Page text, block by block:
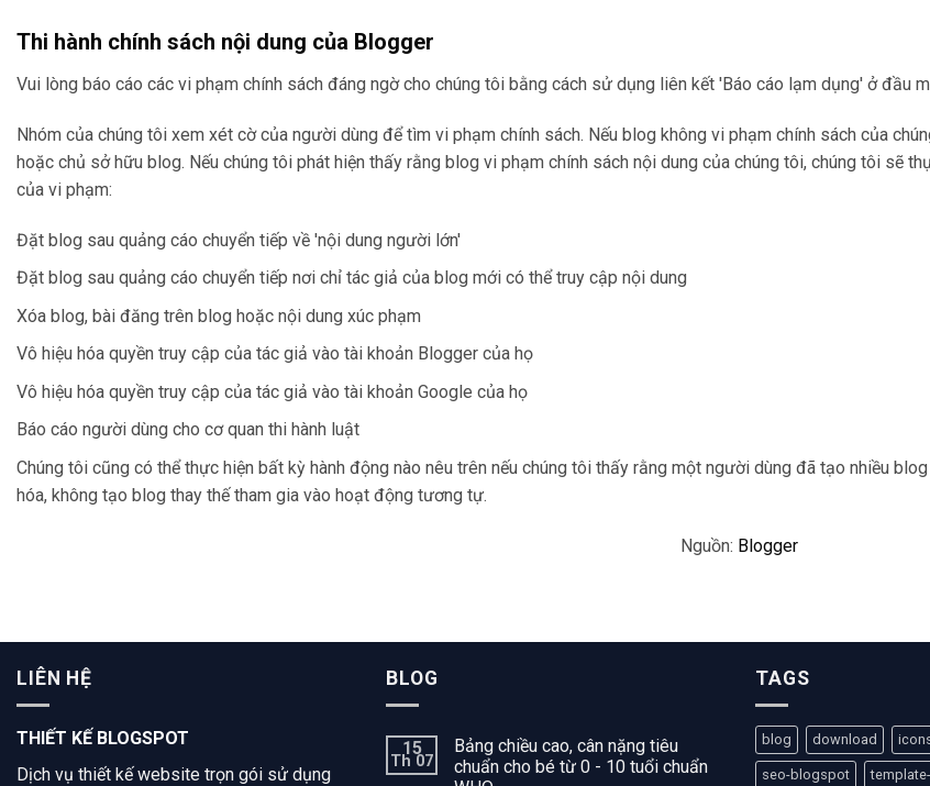
Thi hành chính sách nội dung của Blogger
Vui lòng báo cáo các vi phạm chính sách đáng ngờ cho chúng tôi bằng cách sử dụng liên kết 'Báo cáo lạm dụng' ở đầu
Nhóm của chúng tôi xem xét cờ của người dùng để tìm vi phạm chính sách. Nếu blog không vi phạm chính sách của
hoặc chủ sở hữu blog. Nếu chúng tôi phát hiện thấy rằng blog vi phạm chính sách nội dung của chúng tôi, chúng tôi sẽ
của vi phạm:
Đặt blog sau quảng cáo chuyển tiếp về 'nội dung người lớn'
Đặt blog sau quảng cáo chuyển tiếp nơi chỉ tác giả của blog mới có thể truy cập nội dung
Xóa blog, bài đăng trên blog hoặc nội dung xúc phạm
Vô hiệu hóa quyền truy cập của tác giả vào tài khoản Blogger của họ
Vô hiệu hóa quyền truy cập của tác giả vào tài khoản Google của họ
Báo cáo người dùng cho cơ quan thi hành luật
Chúng tôi cũng có thể thực hiện bất kỳ hành động nào nêu trên nếu chúng tôi thấy rằng một người dùng đã tạo nhiều
hóa, không tạo blog thay thế tham gia vào hoạt động tương tự.
Nguồn: Blogger
LIÊN HỆ
THIẾT KẾ BLOGSPOT
Dịch vụ thiết kế website trọn gói sử dụng
BLOG
15
Th 07
Bảng chiều cao, cân nặng tiêu
chuẩn cho bé từ 0 - 10 tuổi chuẩn
TAGS
blog download
seo-blogspot